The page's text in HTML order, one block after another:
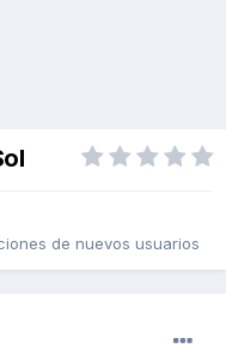
de nuevos usuarios